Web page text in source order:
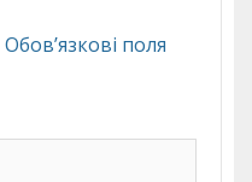
Обов’язкові поля